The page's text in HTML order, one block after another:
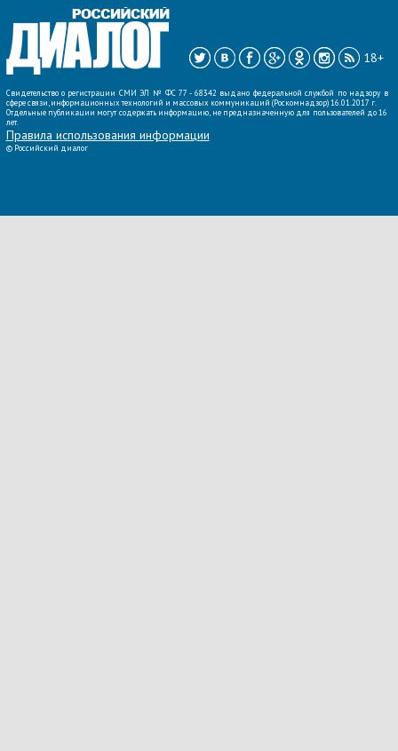
ВСЕ НОВОСТИ »
18+
Свидетельство о регистрации СМИ ЭЛ № ФС 77 - 68342 выдано федеральной службой по надзору в
сфере связи, информационных технологий и массовых коммуникаций (Роскомнадзор) 16.01.2017 г.
Отдельные публикации могут содержать информацию, не предназначенную для пользователей до 16
лет.
Правила использования информации
© Российский диалог